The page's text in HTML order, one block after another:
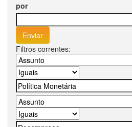
por
Filtros correntes: